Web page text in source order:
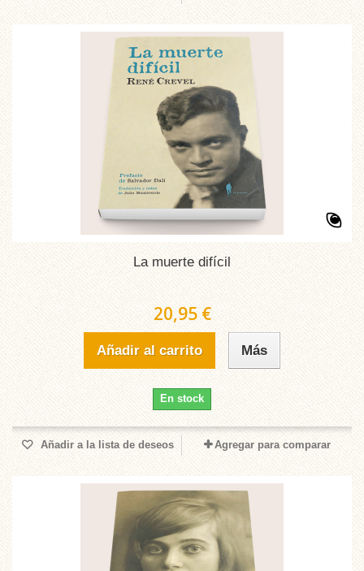
La muerte difícil
20,95 €
Añadir al carrito Más
En stock
Añadir a la lista de deseos Agregar para comparar